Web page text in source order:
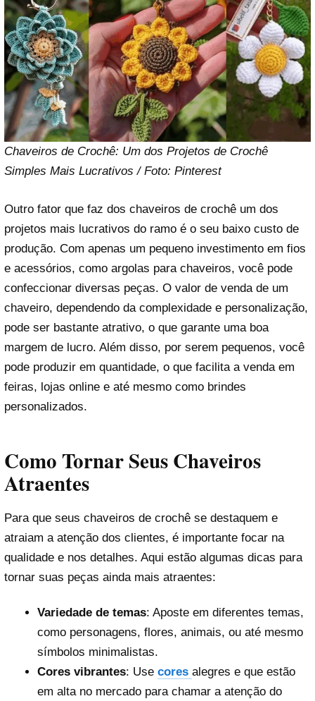
Chaveiros de Crochê: Um dos Projetos de Crochê
Simples Mais Lucrativos / Foto: Pinterest
Outro fator que faz dos chaveiros de crochê um dos
projetos mais lucrativos do ramo é o seu baixo custo de
produção. Com apenas um pequeno investimento em fios
e acessórios, como argolas para chaveiros, você pode
confeccionar diversas peças. O valor de venda de um
chaveiro, dependendo da complexidade e personalização,
pode ser bastante atrativo, o que garante uma boa
margem de lucro. Além disso, por serem pequenos, você
pode produzir em quantidade, o que facilita a venda em
feiras, lojas online e até mesmo como brindes
personalizados.
Como Tornar Seus Chaveiros
Atraentes
Para que seus chaveiros de crochê se destaquem e
atraiam a atenção dos clientes, é importante focar na
qualidade e nos detalhes. Aqui estão algumas dicas para
tornar suas peças ainda mais atraentes:
Variedade de temas: Aposte em diferentes temas,
como personagens, flores, animais, ou até mesmo
símbolos minimalistas.
Cores vibrantes: Use cores alegres e que estão
em alta no mercado para chamar a atenção do